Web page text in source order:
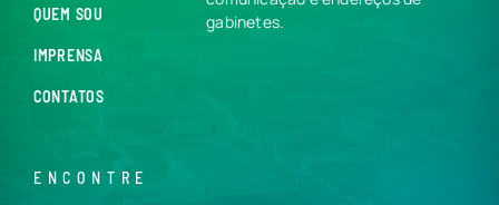
QUEM SOU
IMPRENSA
CONTATOS
gabinetes.
ENCONTRE